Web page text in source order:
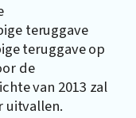
teruggave
teruggave op
de
van 2013 zal
uitvallen.